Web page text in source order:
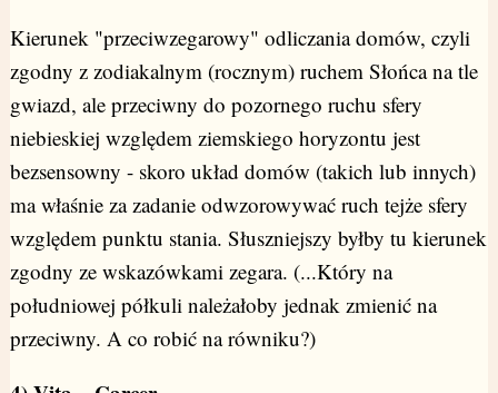
Kierunek "przeciwzegarowy" odliczania domów, czyli
zgodny z zodiakalnym (rocznym) ruchem Słońca na tle
gwiazd, ale przeciwny do pozornego ruchu sfery
niebieskiej względem ziemskiego horyzontu jest
bezsensowny - skoro układ domów (takich lub innych)
ma właśnie za zadanie odwzorowywać ruch tejże sfery
względem punktu stania. Słuszniejszy byłby tu kierunek
zgodny ze wskazówkami zegara. (...Który na
południowej półkuli należałoby jednak zmienić na
przeciwny. A co robić na równiku?)